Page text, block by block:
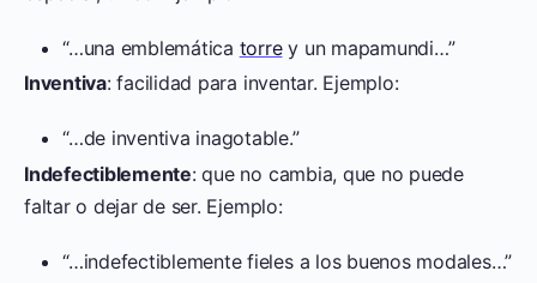
“…una emblemática torrey un mapamundi…”
Inventiva: facilidad para inventar. Ejemplo:
“…de inventiva inagotable.”
Indefectiblemente: que no cambia, que no puede
faltar o dejar de ser. Ejemplo:
“…indefectiblemente fieles a los buenos modales…”